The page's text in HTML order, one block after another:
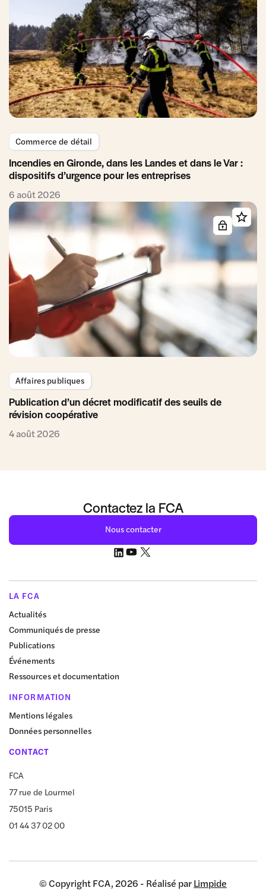
Commerce de détail
Incendies en Gironde, dans les Landes et dans le Var :
dispositifs d’urgence pour les entreprises
6 août 2026
Affaires publiques
Publication d’un décret modificatif des seuils de
révision coopérative
4 août 2026
Contactez la FCA
Nous contacter
LA FCA
Actualités
Communiqués de presse
Publications
Événements
Ressources et documentation
INFORMATION
Mentions légales
Données personnelles
CONTACT
FCA
77 rue de Lourmel
75015 Paris
01 44 37 02 00
© Copyright FCA, 2026 - Réalisé parLimpide